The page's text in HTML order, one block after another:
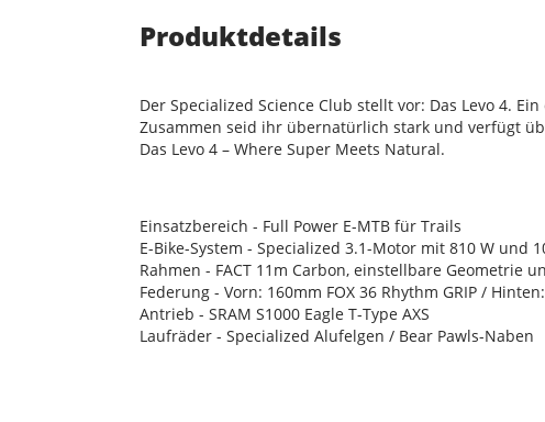
Produktdetails
Der Specialized Science Club stellt vor: Das Levo 4.
Zusammen seid ihr übernatürlich stark und verfügt
Das Levo 4 – Where Super Meets Natural.
Einsatzbereich - Full Power E-MTB für Trails
E-Bike-System - Specialized 3.1-Motor mit 810 W und
Rahmen - FACT 11m Carbon, einstellbare Geometrie
Federung - Vorn: 160mm FOX 36 Rhythm GRIP /
Antrieb - SRAM S1000 Eagle T-Type AXS
Laufräder - Specialized Alufelgen / Bear Pawls-Naben